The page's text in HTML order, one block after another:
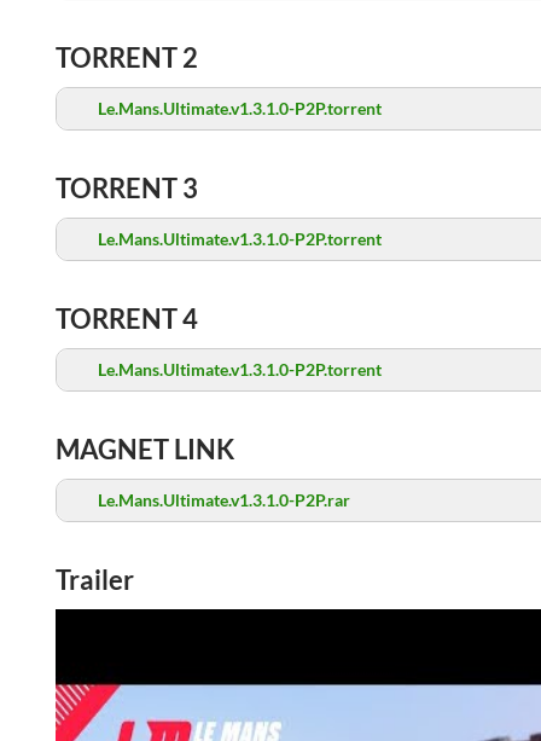
TORRENT 2
Le.Mans.Ultimate.v1.3.1.0-P2P.torrent
TORRENT 3
Le.Mans.Ultimate.v1.3.1.0-P2P.torrent
TORRENT 4
Le.Mans.Ultimate.v1.3.1.0-P2P.torrent
MAGNET LINK
Le.Mans.Ultimate.v1.3.1.0-P2P.rar
Trailer